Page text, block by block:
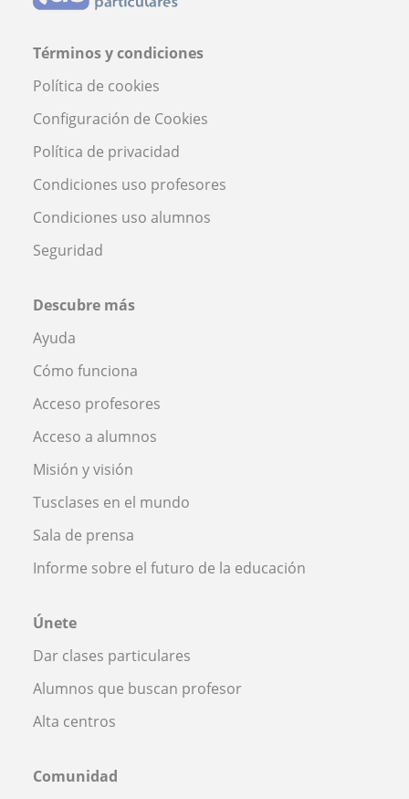
Términos y condiciones
Política de cookies
Configuración de Cookies
Política de privacidad
Condiciones uso profesores
Condiciones uso alumnos
Seguridad
Descubre más
Ayuda
Cómo funciona
Acceso profesores
Acceso a alumnos
Misión y visión
Tusclases en el mundo
Sala de prensa
Informe sobre el futuro de la educación
Únete
Dar clases particulares
Alumnos que buscan profesor
Alta centros
Comunidad